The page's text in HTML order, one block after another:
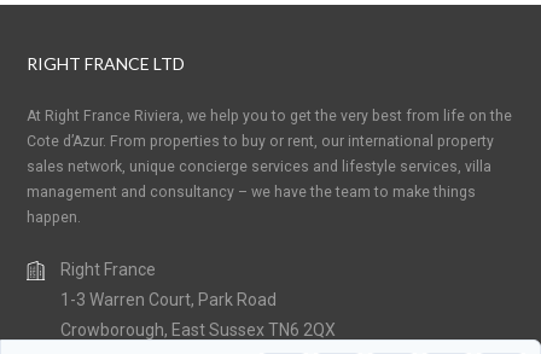
RIGHT FRANCE LTD
At Right France Riviera, we help you to get the very best from life on the
Cote d’Azur. From properties to buy or rent, our international property
sales network, unique concierge services and lifestyle services, villa
management and consultancy – we have the team to make things
happen.
Right France
1-3 Warren Court, Park Road
Crowborough, East Sussex TN6 2QX